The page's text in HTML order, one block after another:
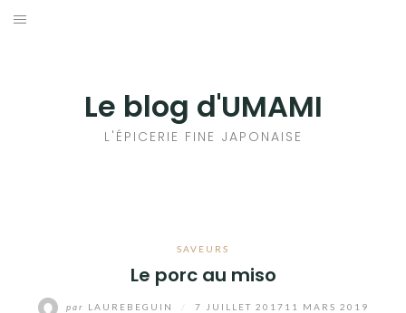
Aller
Le blog d'UMAMI
L'ÉPICERIE FINE JAPONAISE
SAVEURS
Le porc au miso
par LAUREBEGUIN 7 JUILLET 2017 11 MARS 2019